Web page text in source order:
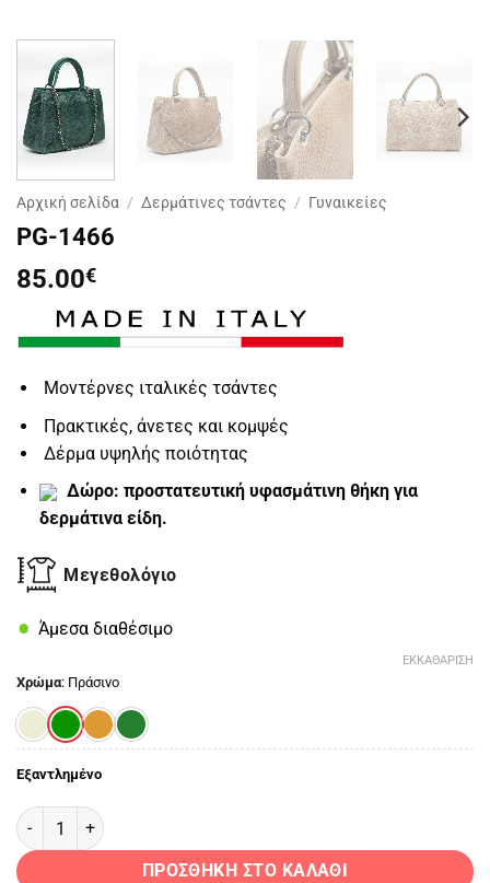
Αρχική σελίδα / Δερμάτινες τσάντες / Γυναικείες
PG-1466
85.00€
Μοντέρνες ιταλικές τσάντες
Πρακτικές, άνετες και κομψές
Δέρμα υψηλής ποιότητας
Δώρο: προστατευτική υφασμάτινη θήκη για
δερμάτινα είδη.
Μεγεθολόγιο
Άμεσα διαθέσιμο
Χρώμα: Πράσινο
ΕΚΚΑΘΆΡΙΣΗ
Εξαντλημένο
PG-1466 ποσότητα
ΠΡΟΣΘΉΚΗ ΣΤΟ ΚΑΛΆΘΙ